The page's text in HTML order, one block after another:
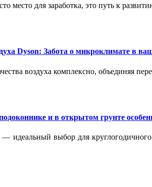
место для заработка, это путь к
Dyson: Забота о микроклимате в
воздуха комплексно, объединяя
и в открытом грунте
идеальный выбор для